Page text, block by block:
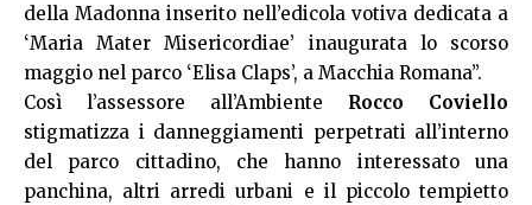
della Madonna inserito nell’edicola votiva dedicata a
‘Maria Mater Misericordiae’ inaugurata lo scorso
maggio nel parco ‘Elisa Claps’, a Macchia Romana”.
Così l’assessore all’Ambiente Rocco Coviello
stigmatizza i danneggiamenti perpetrati all’interno
del parco cittadino, che hanno interessato una
panchina, altri arredi urbani e il piccolo tempietto